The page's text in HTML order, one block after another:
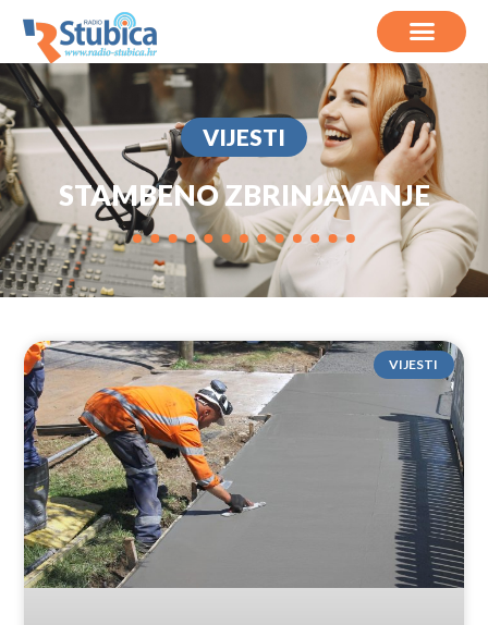
VIJESTI
STAMBENO ZBRINJAVANJE
VIJESTI